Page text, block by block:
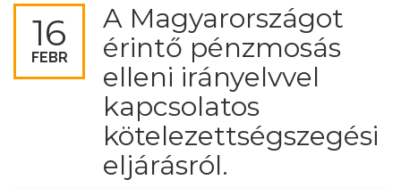
16
FEBR
A Magyarországot
érintő pénzmosás
elleni irányelvvel
kapcsolatos
kötelezettségszegési
eljárásról.